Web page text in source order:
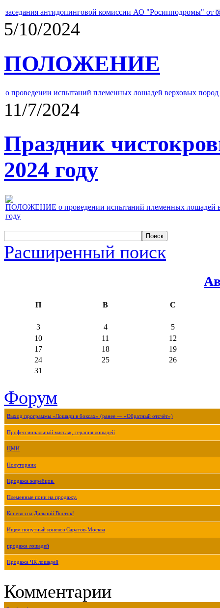
заседания антидопинговой комиссии АО "Росипподромы" от
5/10/2024
ПОЛОЖЕНИЕ
о проведении испытаний племенных лошадей верховых
11/7/2024
Праздник
2024 году
ПОЛОЖЕНИЕ о проведении испытаний племенных лошадей
году
Расширенный поиск
П В С
3 4
5
10
11
12
17
18
19
24
25
26
31
Форум
Выход программы «Лошади в боксах» (ранее — «Обратный отсчёт»)
Профессиональный массаж, терапия лошадей
ЦМИ
Полуторник
Продажа жеребцов.
Племенные пони на продажу.
Коневоз на Дальний Восток!
Ищем попутный коневоз Саратов-Москва
продажа лошадей
Продажа ЧК лошадей
Комментарии